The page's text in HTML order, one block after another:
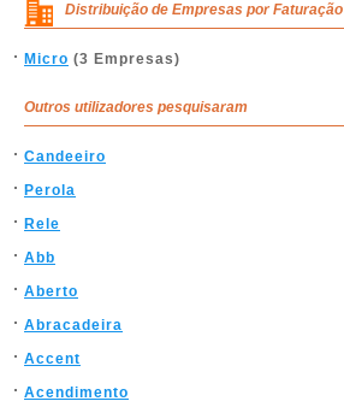
Distribuição de Empresas por Faturação
Micro (3 Empresas)
Outros utilizadores pesquisaram
Candeeiro
Perola
Rele
Abb
Aberto
Abracadeira
Accent
Acendimento